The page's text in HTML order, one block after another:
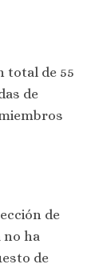
total de 55
de
de
no ha
de